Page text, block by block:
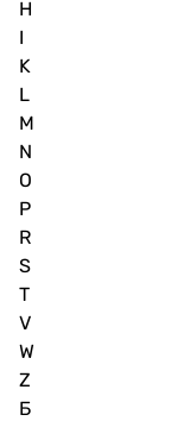
H
I
K
L
M
N
O
P
R
S
T
V
W
Z
Б